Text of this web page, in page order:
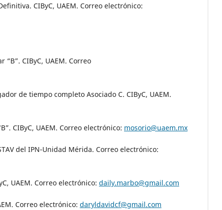
CIByC, UAEM. Correo electrónico:
CIByC, UAEM. Correo
de tiempo completo Asociado C. CIByC, UAEM.
CIByC, UAEM. Correo electrónico: mosorio@uaem.mx
del IPN-Unidad Mérida. Correo electrónico:
UAEM. Correo electrónico: daily.marbo@gmail.com
Correo electrónico: daryldavidcf@gmail.com